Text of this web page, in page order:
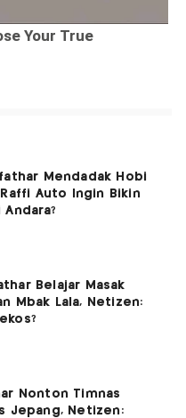
Mendadak Hobi
Raffi Auto Ingin Bikin
Andara?
Belajar Masak
Mbak Lala, Netizen:
Nonton Timnas
Jepang, Netizen: